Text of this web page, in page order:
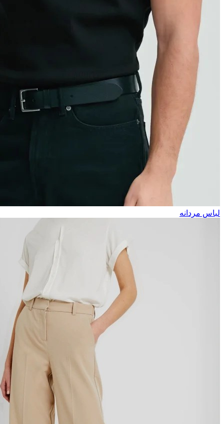
لباس مردانه